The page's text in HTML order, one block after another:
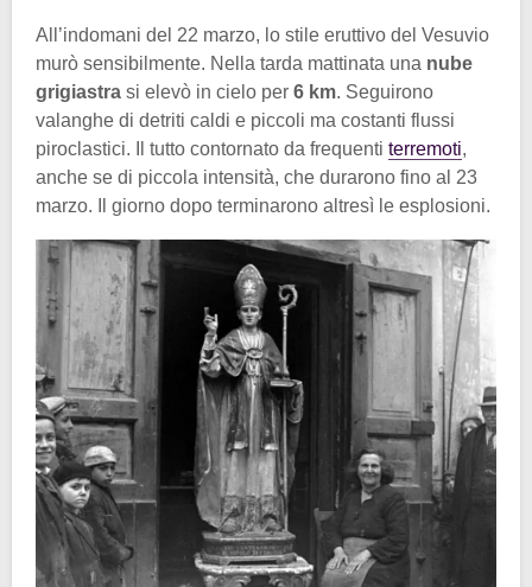
All’indomani del 22 marzo, lo stile eruttivo del Vesuvio
murò sensibilmente. Nella tarda mattinata una nube
grigiastra si elevò in cielo per 6 km. Seguirono
valanghe di detriti caldi e piccoli ma costanti flussi
piroclastici. Il tutto contornato da frequenti terremoti,
anche se di piccola intensità, che durarono fino al 23
marzo. Il giorno dopo terminarono altresì le esplosioni.